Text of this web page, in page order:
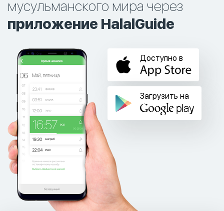
мусульманского мира через
приложение HalalGuide
Доступно в
Загрузить на